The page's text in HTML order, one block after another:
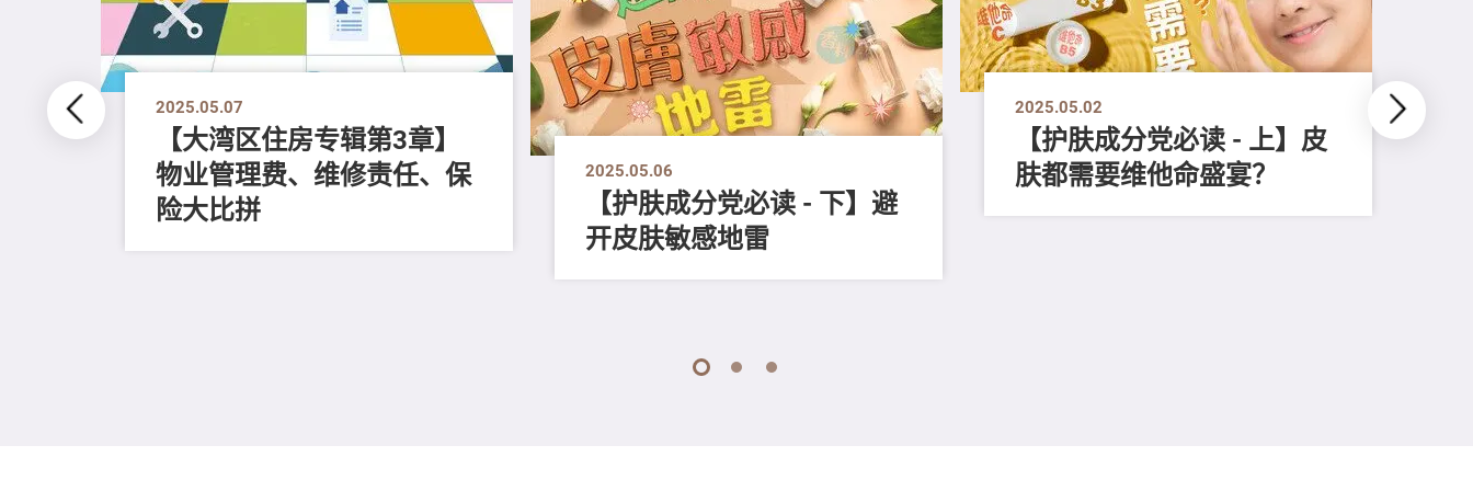
2025.05.07
【大湾区住房专辑第3章】
物业管理费、维修责任、保
险大比拼
2025.05.06
【护肤成分党必读 - 下】避
开皮肤敏感地雷
2025.05.02
【护肤成分党必读 - 上】皮
肤都需要维他命盛宴？
1 2 3